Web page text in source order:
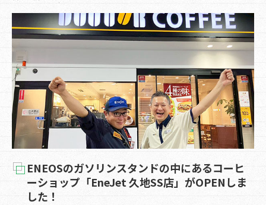
ENEOSのガソリンスタンドの中にあるコーヒ
ーショップ「EneJet 久地SS店」がOPENしま
した！